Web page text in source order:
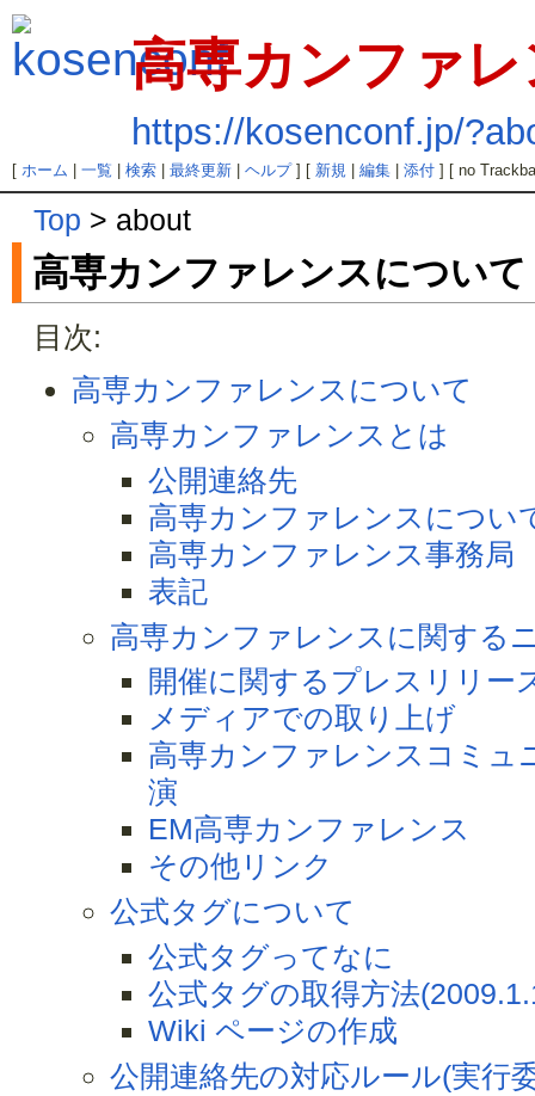
高専カンファ
https://kosenconf.jp/
[ ホーム 一覧 検索| 最終更新| ヘルプ] [ 新規| 編集| 添付] [ no
Top > about
高専カンファレンスについて
目次:
高専カンファレンスについて
高専カンファレンスとは
公開連絡先
高専カンファレンスについ
高専カンファレンス事務局
表記
高専カンファレンスに関する
開催に関するプレスリリー
メディアでの取り上げ
高専カンファレンスコミュ
演
EM高専カンファレンス
その他リンク
公式タグについて
公式タグってなに
公式タグの取得方法
Wiki ページの作成
公開連絡先の対応ルール(実行